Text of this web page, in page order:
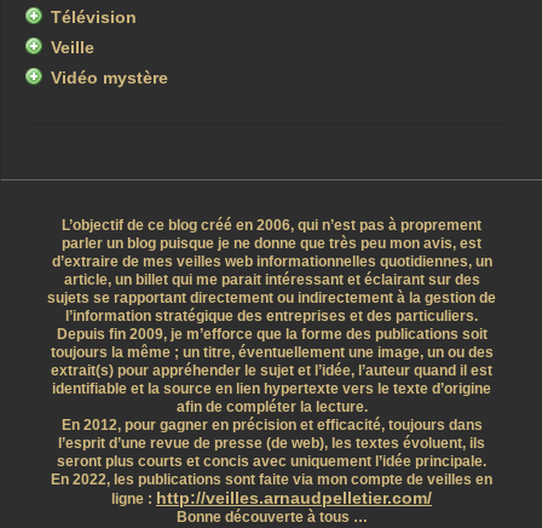
Télévision
Veille
Vidéo mystère
L’objectif de ce blog créé en 2006, qui n’est pas à proprement
parler un blog puisque je ne donne que très peu mon avis, est
d’extraire de mes veilles web informationnelles quotidiennes, un
article, un billet qui me parait intéressant et éclairant sur des
sujets se rapportant directement ou indirectement à la gestion de
l’information stratégique des entreprises et des particuliers.
Depuis fin 2009, je m’efforce que la forme des publications soit
toujours la même ; un titre, éventuellement une image, un ou des
extrait(s) pour appréhender le sujet et l’idée, l’auteur quand il est
identifiable et la source en lien hypertexte vers le texte d’origine
afin de compléter la lecture.
En 2012, pour gagner en précision et efficacité, toujours dans
l’esprit d’une revue de presse (de web), les textes évoluent, ils
seront plus courts et concis avec uniquement l’idée principale.
En 2022, les publications sont faite via mon compte de veilles en
ligne : http://veilles.arnaudpelletier.com/
Bonne découverte à tous …